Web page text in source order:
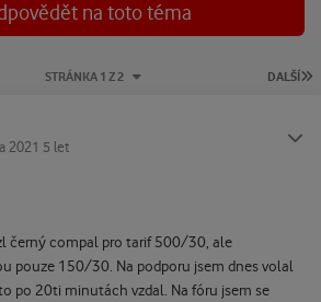
na toto téma
DALŠÍ
STRÁNKA 1 Z 2
2021 5 let
černý compal pro tarif 500/30, ale
pouze 150/30. Na podporu jsem dnes volal
po 20ti minutách vzdal. Na fóru jsem se